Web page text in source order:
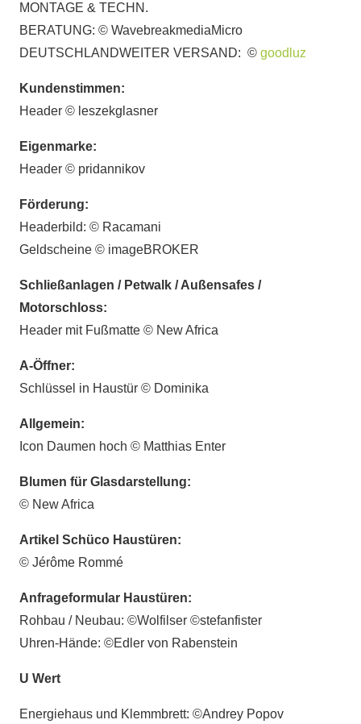
MONTAGE & TECHN.
BERATUNG: © WavebreakmediaMicro
DEUTSCHLANDWEITER VERSAND: © goodluz
Kundenstimmen:
Header © leszekglasner
Eigenmarke:
Header © pridannikov
Förderung:
Headerbild: © Racamani
Geldscheine © imageBROKER
Schließanlagen / Petwalk / Außensafes /
Motorschloss:
Header mit Fußmatte © New Africa
A-Öffner:
Schlüssel in Haustür © Dominika
Allgemein:
Icon Daumen hoch © Matthias Enter
Blumen für Glasdarstellung:
© New Africa
Artikel Schüco Haustüren:
© Jérôme Rommé
Anfrageformular Haustüren:
Rohbau / Neubau: ©Wolfilser ©stefanfister
Uhren-Hände: ©Edler von Rabenstein
U Wert
Energiehaus und Klemmbrett: ©Andrey Popov